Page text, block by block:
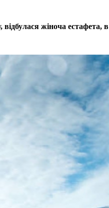
відбулася жіноча естафета, в